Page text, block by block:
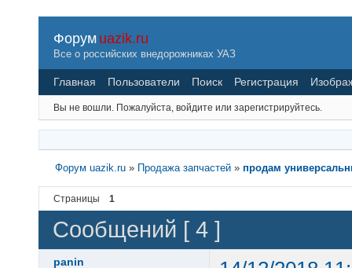
Форум uazik.ru
Все о российских внедорожниках УАЗ
Главная Пользователи Поиск Регистрация
Вы не вошли. Пожалуйста, войдите или зарегистрируйтесь.
Форум uazik.ru » Продажа запчастей » продам
Страницы 1
Сообщений [ 4 ]
panin